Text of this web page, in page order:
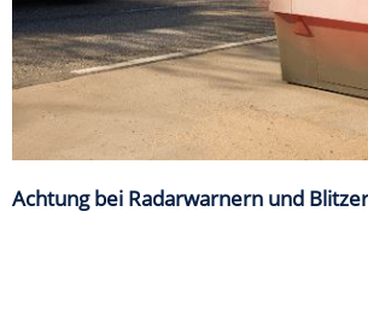
Achtung bei Radarwarnern und